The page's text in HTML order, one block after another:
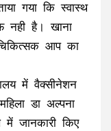
गया कि स्वास्थ
नही है। खाना
आप का
में वैक्सीनेशन
डा अल्पना
जानकारी किए